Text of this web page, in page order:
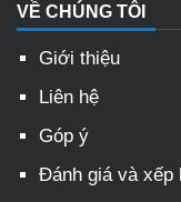
VỀ CHÚNG TÔI
Giới thiệu
Liên hệ
Góp ý
Đánh giá và xếp